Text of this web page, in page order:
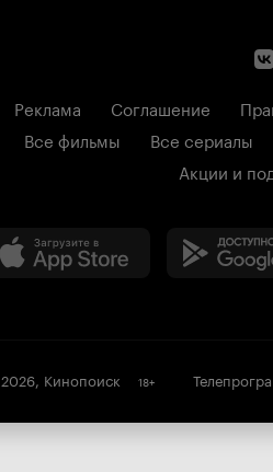
Реклама Соглашение
Все фильмы
Все сериалы
Акции и
2026, Кинопоиск 18+